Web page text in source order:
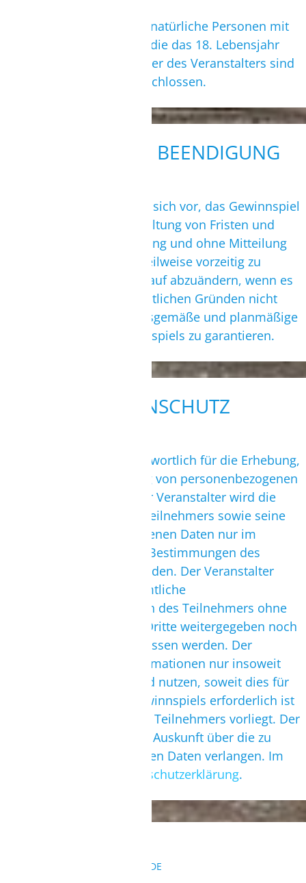
Teilnahmeberechtigt sind natürliche Personen mit
Wohnsitz in Deutschland, die das 18. Lebensjahr
vollendet haben. Mitarbeiter des Veranstalters sind
von der Teilnahme ausgeschlossen.
7. VORZEITIGE BEENDIGUNG
Der Veranstalter behält es sich vor, das Gewinnspiel
jederzeit, auch ohne Einhaltung von Fristen und
ohne vorherige Ankündigung und ohne Mitteilung
von Gründen, ganz oder teilweise vorzeitig zu
beenden oder seinen Verlauf abzuändern, wenn es
aus technischen oder rechtlichen Gründen nicht
möglich ist, eine ordnungsgemäße und planmäßige
Durchführung des Gewinnspiels zu garantieren.
8. DATENSCHUTZ
Der Veranstalter ist verantwortlich für die Erhebung,
Verarbeitung und Nutzung von personenbezogenen
Daten der Teilnehmer. Der Veranstalter wird die
Angaben zur Person des Teilnehmers sowie seine
sonstigen personenbezogenen Daten nur im
Rahmen der gesetzlichen Bestimmungen des
Datenschutzrechts verwenden. Der Veranstalter
weist darauf hin, dass sämtliche
personenbezogenen Daten des Teilnehmers ohne
Einverständnis weder an Dritte weitergegeben noch
diesen zur Nutzung überlassen werden. Der
Veranstalter wird die Informationen nur insoweit
speichern, verarbeiten und nutzen, soweit dies für
die Durchführung des Gewinnspiels erforderlich ist
bzw. eine Einwilligung des Teilnehmers vorliegt. Der
Teilnehmer kann jederzeit Auskunft über die zu
seiner Person gespeicherten Daten verlangen. Im
Datenschutzerklärung.
REISEANFRAGEN@SURFBUDE.DE